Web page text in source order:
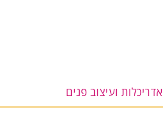
אדריכלות ועיצוב פנים